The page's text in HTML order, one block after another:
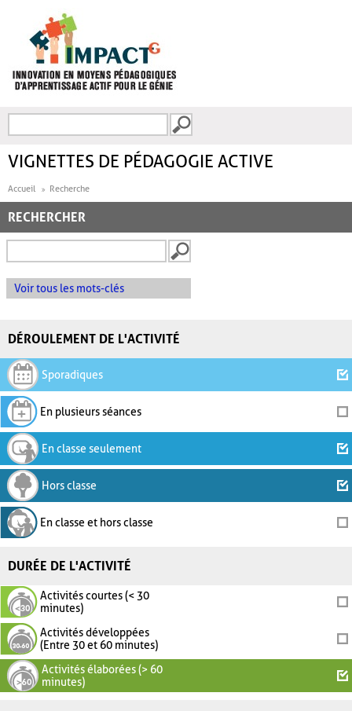
FORMULAIRE DE
VIGNETTES DE PÉDAGOGIE ACTIVE
Accueil Recherche
RECHERCHER
Voir tous les mots-clés
DÉROULEMENT DE L'ACTIVITÉ
Sporadiques
En plusieurs séances
En classe seulement
Hors classe
En classe et hors classe
DURÉE DE L'ACTIVITÉ
Activités courtes (< 30
minutes)
Activités développées
(Entre 30 et 60 minutes)
Activités élaborées (> 60
minutes)